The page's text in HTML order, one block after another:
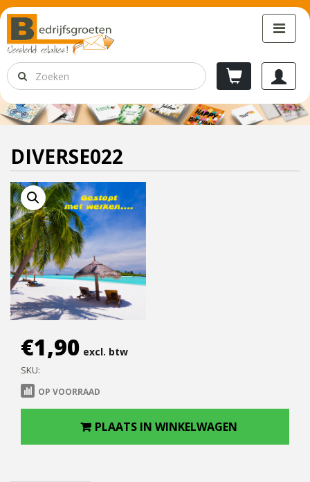
DIVERSE022
€1,90 excl. btw
SKU:
OP VOORRAAD
PLAATS IN WINKELWAGEN